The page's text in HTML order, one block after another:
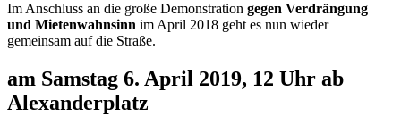
Im Anschluss an die große Demonstration gegen Verdrängung
und Mietenwahnsinn im April 2018 geht es nun wieder
gemeinsam auf die Straße.
am Samstag 6. April 2019, 12 Uhr ab
Alexanderplatz